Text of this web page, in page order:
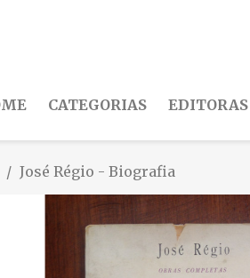
CATEGORIAS EDITORAS
José Régio - Biografia